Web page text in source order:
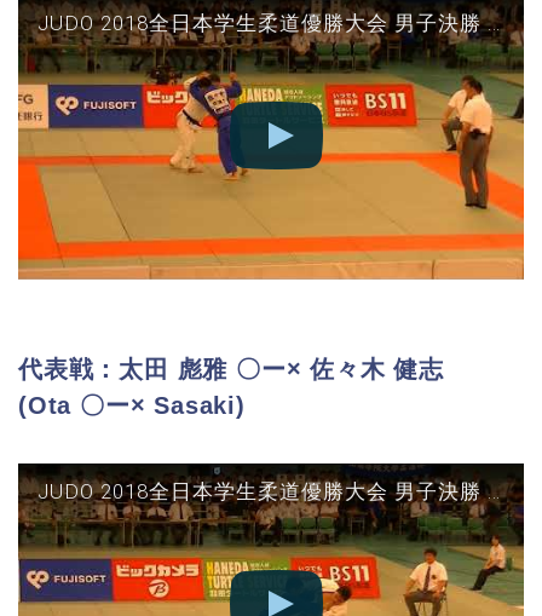
JUDO 2018全日本学生柔道優勝大会 男子決勝 東海大vs筑波 大将(△村田-○佐々木)
代表戦：太田 彪雅 〇ー× 佐々木 健志
(Ota 〇ー× Sasaki)
JUDO 2018全日本学生柔道優勝大会 男子決勝 東海大vs筑波 代表戦(○太田-△佐々木)